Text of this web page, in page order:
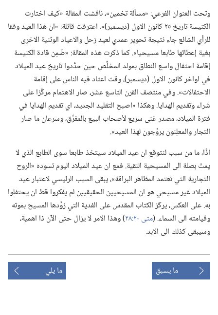
وتحت العنوان الفرعي:‏ «مسألة تخمين»،‏ ناقشت المقالة «كيف اختارت
الكنيسة تاريخ ٢٥ كانون الاول (‏ديسمبر)‏».‏ اعترفت قائلة:‏ «ان هذا العيد وفقا
للرأي الشائع جاء نتيجة تحوير عمدي لعيد زحل والاعياد الوثنية الاخرى
بغية إعطائها طابعا مسيحيا».‏ كما ذكرت هذه المقالة:‏ «ضَمِن قادة الكنيسة
إقامة احتفال واسع النطاق بمولد المخلِّص حين حدَّدوا تاريخ عيد الميلاد
في اواخر كانون الاول (‏ديسمبر)‏،‏ وقت اعتاد فيه الناس على إقامة
الاحتفالات».‏ وفي منتصف القرن التاسع عشر،‏ صار الاهتمام مركَّزا على
شراء وتقديم الهدايا.‏ وهكذا «اصبح التقليد الجديد،‏ اي تقديم الهدايا في
فترة الميلاد،‏ مصدر غنى سريع لأصحاب البيع بالمفرَّق،‏ وسرعان ما صار
التجار والمعلِنون يروِّجون لهذا العيد».‏
اذًا،‏ ما من سبب لنتوقع ان عيد الميلاد سيتخذ طابعا سوى الطابع الذي لا
يمتّ بصلة الى المسيحية النقية.‏ فمع ان عيد الميلاد اليوم تسوده «الروح
التجارية التي تعتمد المظاهر البراقة»،‏ يبقى السبب الرئيسي لاعتبار عيد
الميلاد غير مسيحي هو ان المسيحيين الحقيقيين لم يفكروا قط ان يحتفلوا
به.‏ على العكس،‏ يركّز الكتاب المقدس على الفدية التي زوَّدها المسيح بموته
وقيامته الى السماء.‏ (‏متى ٢٠:‏٢٨
‏)‏ وهذا الامر لا يزال حتى الآن ذا اهمية،‏
وسيبقى كذلك الى الابد.‏
ما يسبق ما يلي